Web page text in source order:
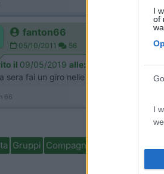
I
of
I
I
fanton66
05/10/2011 56
il 09/05/2019 alle:
sera fai un giro nelle carrozerie
66
Gruppi Compagni